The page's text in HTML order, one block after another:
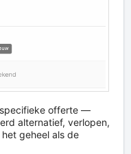
offerte —
alternatief, verlopen,
geheel als de